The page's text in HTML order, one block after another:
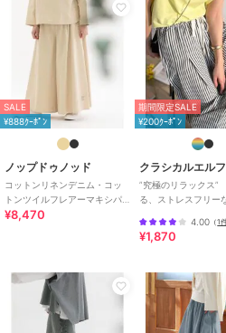
商品のお取り扱い
お手入れ 手洗い可 石油系
パンツ
綿・コットン素材
ゴ/フレア・ブ
モレ・クロップド
その他パンツ
綿・コットン素材
ゴ/フレア・ブ
モレ・クロップド
中国製
SALE
¥888ｸｰﾎﾟﾝ
ノップドゥノッド
コットンリネンデニム・コッ
トンツイルフレアーマキシパ
ンツ
¥8,470
期間限定SALE
¥200ｸｰﾎﾟﾝ
クラシカルエルフ
”究極のリラックス”
る、ストレスフリー
ドカーブパンツ
4.00 （1
¥1,870